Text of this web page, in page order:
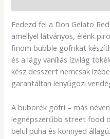
Fedezd fel a Don Gelato
amellyel látványos, élénk
finom bubble gofrikat
és a lágy vaníliás ízvilág
kész desszert nemcsak
garantáltan lenyűgözi
A buborék gofri – más
legnépszerűbb street food
belül puha és könnyed